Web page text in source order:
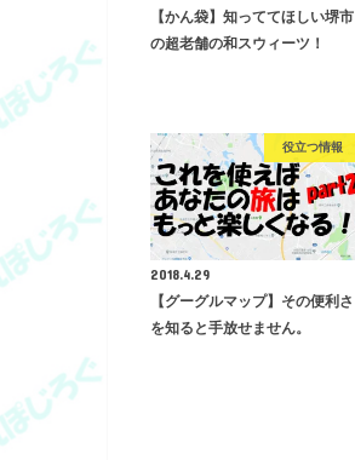
【かん袋】知っててほしい堺市
の超老舗の和スウィーツ！
役立つ情報
2018.4.29
【グーグルマップ】その便利さ
を知ると手放せません。